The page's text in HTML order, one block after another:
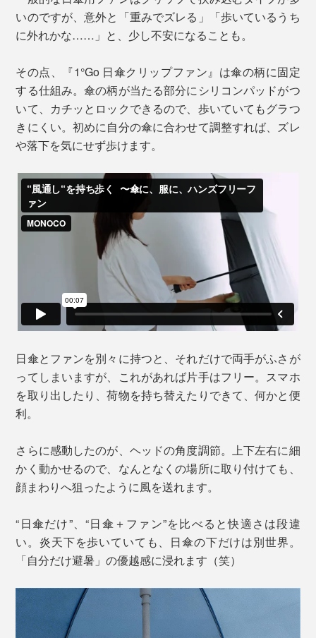
いのですが、意外と「重みでズレる」「歩いているうち
に外れかな……」と、少し不安になることも。
その点、『1°Go 日傘クリップファン』は傘の柄に固定
する仕組み。傘の柄が当たる部分にシリコンパッドがつ
いて、カチッとロックできるので、歩いていてもグラつ
きにくい。初めに自分の傘に合わせて調整すれば、ズレ
や落下を気にせず歩けます。
日傘とファンを別々に持つと、それだけで両手がふさが
ってしまいますが、これがあれば片手はフリー。スマホ
を取り出したり、荷物を持ち替えたりできて、何かと便
利。
さらに感動したのが、ヘッドの角度調節。上下左右に細
かく動かせるので、なんとなくの場所に取り付けても、
顔まわりへ狙ったように風を送れます。
“日傘だけ”、“日傘＋ファン”を比べると快適さは段違
い。炎天下を歩いていても、日傘の下だけは別世界。
「自分だけ避暑」の優越感に浸れます（笑）